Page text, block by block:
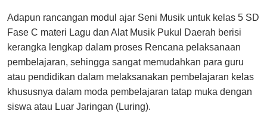
Adapun rancangan modul ajar Seni Musik untuk kelas 5 SD
Fase C materi Lagu dan Alat Musik Pukul Daerah berisi
kerangka lengkap dalam proses Rencana pelaksanaan
pembelajaran, sehingga sangat memudahkan para guru
atau pendidikan dalam melaksanakan pembelajaran kelas
khususnya dalam moda pembelajaran tatap muka dengan
siswa atau Luar Jaringan (Luring).